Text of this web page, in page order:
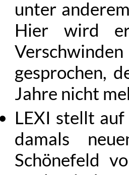
unter
Hier wird
gesprochen,
Jahre nicht
LEXI stellt
damals
Schönefeld